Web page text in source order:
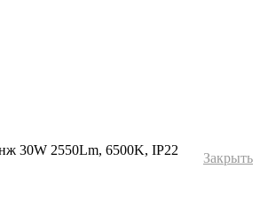
30W 2550Lm, 6500K, IP22
Закрыть